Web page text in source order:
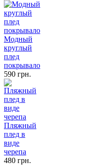
Модный
круглый
плед
покрывало
590 грн.
Пляжный
плед в
виде
черепа
480 грн.